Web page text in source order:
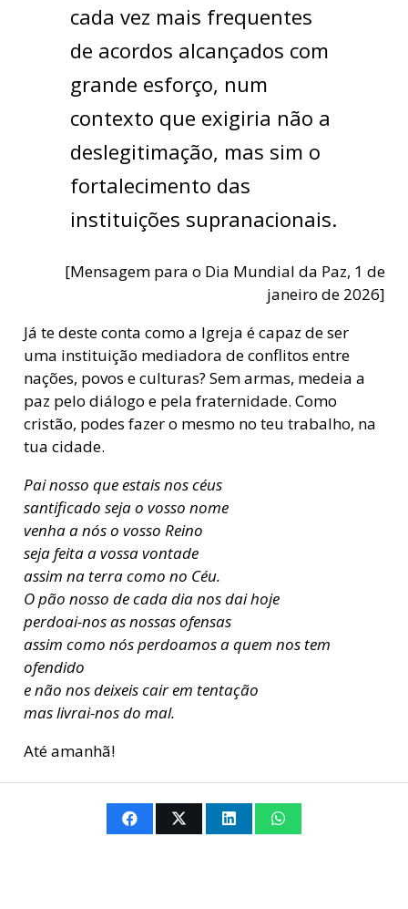
cada vez mais frequentes
de acordos alcançados com
grande esforço, num
contexto que exigiria não a
deslegitimação, mas sim o
fortalecimento das
instituições supranacionais.
[Mensagem para o Dia Mundial da Paz, 1 de
janeiro de 2026]
Já te deste conta como a Igreja é capaz de ser
uma instituição mediadora de conflitos entre
nações, povos e culturas? Sem armas, medeia a
paz pelo diálogo e pela fraternidade. Como
cristão, podes fazer o mesmo no teu trabalho, na
tua cidade.
Pai nosso que estais nos céus
santificado seja o vosso nome
venha a nós o vosso Reino
seja feita a vossa vontade
assim na terra como no Céu.
O pão nosso de cada dia nos dai hoje
perdoai-nos as nossas ofensas
assim como nós perdoamos a quem nos tem
ofendido
e não nos deixeis cair em tentação
mas livrai-nos do mal.
Até amanhã!